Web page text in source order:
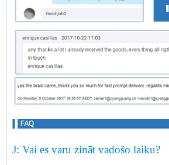
J: Vai es varu zināt vadošo laiku?